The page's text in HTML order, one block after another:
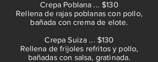
Crepa Poblana ... $130
Rellena de rajas poblanas con pollo,
bañada con crema de elote.
Crepa Suiza ... $130
Rellena de frijoles refritos y pollo,
bañadas con salsa, gratinada.